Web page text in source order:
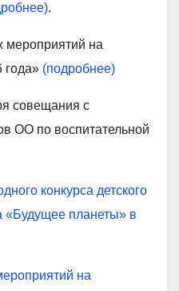
.
мероприятий на
года» (подробнее)
совещания с
ОО по воспитательной
конкурса детского
«Будущее планеты» в
на